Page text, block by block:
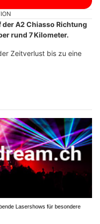
A2 Chiasso Richtung
rund 7 Kilometer.
Zeitverlust bis zu eine
Lasershows für besondere